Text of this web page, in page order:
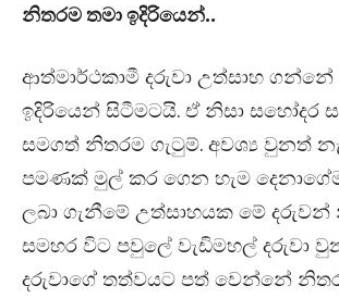
නිතරම තමා ඉදිරියෙන්..
ආත්මාර්ථකාමී දරුවා උත්සාහ
ඉදිරියෙන් සිටීමටයි. ඒ නිසා සහෝදර
සමගත් නිතරම ගැටුම්. අවශ්‍ය වුනත්
පමණක් මුල් කර ගෙන හැම
ලබා ගැනීමේ උත්සාහයක මේ දරුවන්
සමහර විට පවුලේ වැඩිමහල් දරුවා
දරුවාගේ තත්වයට පත් වෙන්නේ